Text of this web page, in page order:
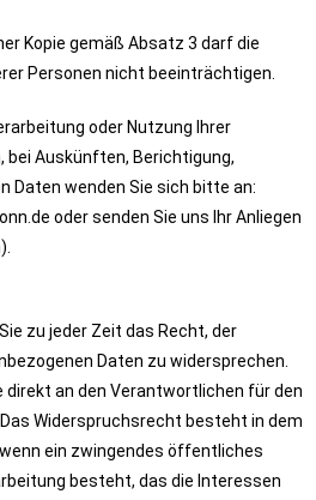
Kopie gemäß Absatz 3 darf die
Personen nicht beeinträchtigen.
oder Nutzung Ihrer
bei Auskünften, Berichtigung,
Daten wenden Sie sich bitte an:
oder senden Sie uns Ihr Anliegen
zu jeder Zeit das Recht, der
Daten zu widersprechen.
direkt an den Verantwortlichen für den
Widerspruchsrecht besteht in dem
ein zwingendes öffentliches
besteht, das die Interessen